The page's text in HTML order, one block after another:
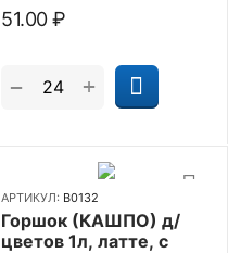
51.00 ₽
+
−
АРТИКУЛ: В0132
Горшок (КАШПО) д/
цветов 1л, латте, с